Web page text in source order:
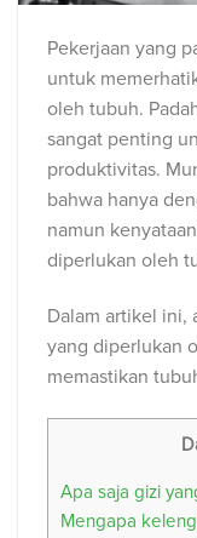
Pekerjaan yang
untuk
oleh tubuh.
sangat penting
produktivitas.
bahwa hanya
namun
diperlukan oleh
Dalam artikel ini,
yang diperlukan
memastikan
Apa saja gizi
Mengapa